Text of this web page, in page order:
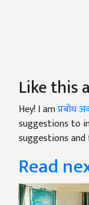
Like this
Hey! I amप्रबोध
suggestions to
suggestions and
Read